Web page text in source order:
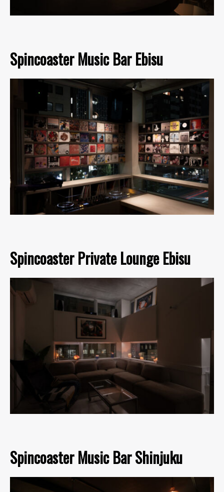
Spincoaster Music Bar Ebisu
Spincoaster Private Lounge Ebisu
Spincoaster Music Bar Shinjuku